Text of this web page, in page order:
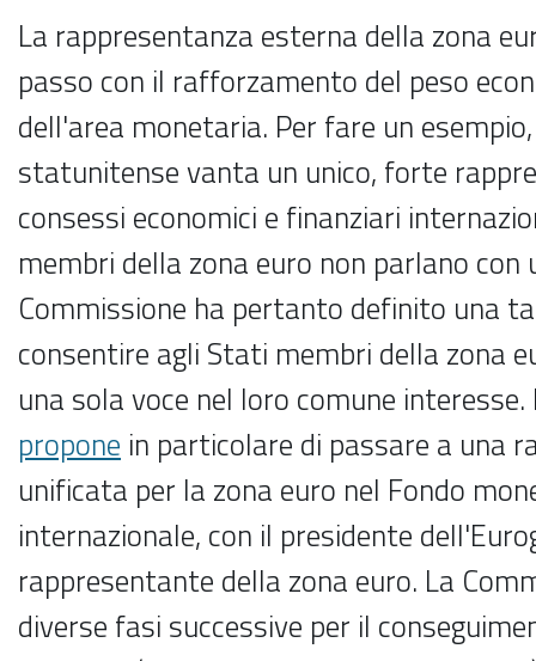
La rappresentanza esterna della zona
passo con il rafforzamento del peso
dell'area monetaria. Per fare un
statunitense vanta un unico, forte
consessi economici e finanziari
membri della zona euro non parlano con
Commissione ha pertanto definito una
consentire agli Stati membri della zona
una sola voce nel loro comune
propone in particolare di passare a una
unificata per la zona euro nel Fondo
internazionale, con il presidente
rappresentante della zona euro. La
diverse fasi successive per il